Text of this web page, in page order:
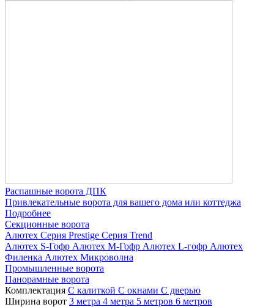
Распашные ворота ДПК
Привлекательные ворота для вашего дома или коттеджа
Подробнее
Секционные ворота
Алютех Серия Prestige Серия Trend
Алютех S-Гофр Алютех M-Гофр Алютех L-гофр Алютех
Филенка Алютех Микроволна
Промышленные ворота
Панорамные ворота
Комплектация С калиткой С окнами C дверью
Ширина ворот 3 метра 4 метра 5 метров 6 метров